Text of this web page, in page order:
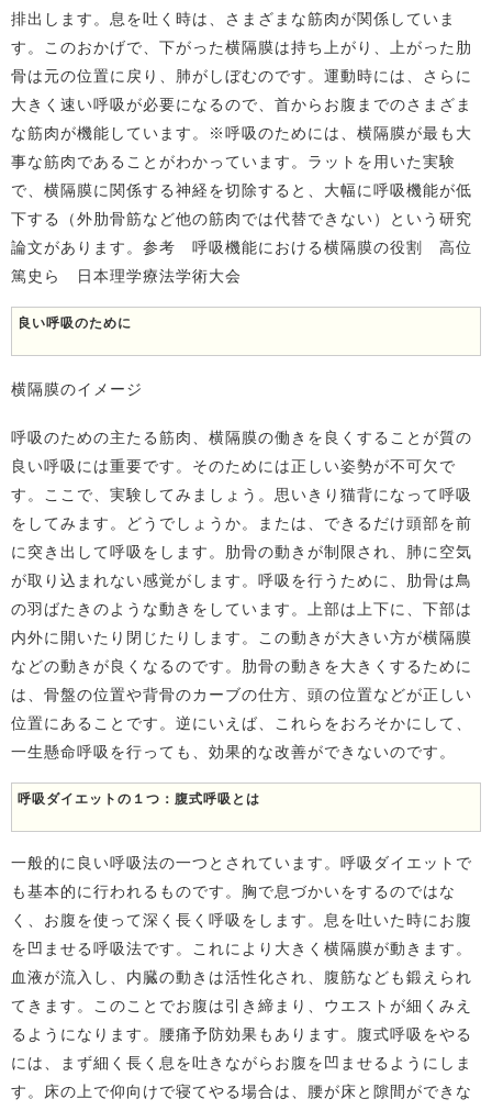
排出します。息を吐く時は、さまざまな筋肉が関係していま
す。このおかげで、下がった横隔膜は持ち上がり、上がった肋
骨は元の位置に戻り、肺がしぼむのです。運動時には、さらに
大きく速い呼吸が必要になるので、首からお腹までのさまざま
な筋肉が機能しています。※呼吸のためには、横隔膜が最も大
事な筋肉であることがわかっています。ラットを用いた実験
で、横隔膜に関係する神経を切除すると、大幅に呼吸機能が低
下する（外肋骨筋など他の筋肉では代替できない）という研究
論文があります。参考 呼吸機能における横隔膜の役割 高位
篤史ら 日本理学療法学術大会
良い呼吸のために
横隔膜のイメージ
呼吸のための主たる筋肉、横隔膜の働きを良くすることが質の
良い呼吸には重要です。そのためには正しい姿勢が不可欠で
す。ここで、実験してみましょう。思いきり猫背になって呼吸
をしてみます。どうでしょうか。または、できるだけ頭部を前
に突き出して呼吸をします。肋骨の動きが制限され、肺に空気
が取り込まれない感覚がします。呼吸を行うために、肋骨は鳥
の羽ばたきのような動きをしています。上部は上下に、下部は
内外に開いたり閉じたりします。この動きが大きい方が横隔膜
などの動きが良くなるのです。肋骨の動きを大きくするために
は、骨盤の位置や背骨のカーブの仕方、頭の位置などが正しい
位置にあることです。逆にいえば、これらをおろそかにして、
一生懸命呼吸を行っても、効果的な改善ができないのです。
呼吸ダイエットの１つ：腹式呼吸とは
一般的に良い呼吸法の一つとされています。呼吸ダイエットで
も基本的に行われるものです。胸で息づかいをするのではな
く、お腹を使って深く長く呼吸をします。息を吐いた時にお腹
を凹ませる呼吸法です。これにより大きく横隔膜が動きます。
血液が流入し、内臓の動きは活性化され、腹筋なども鍛えられ
てきます。このことでお腹は引き締まり、ウエストが細くみえ
るようになります。腰痛予防効果もあります。腹式呼吸をやる
には、まず細く長く息を吐きながらお腹を凹ませるようにしま
す。床の上で仰向けで寝てやる場合は、腰が床と隙間ができな